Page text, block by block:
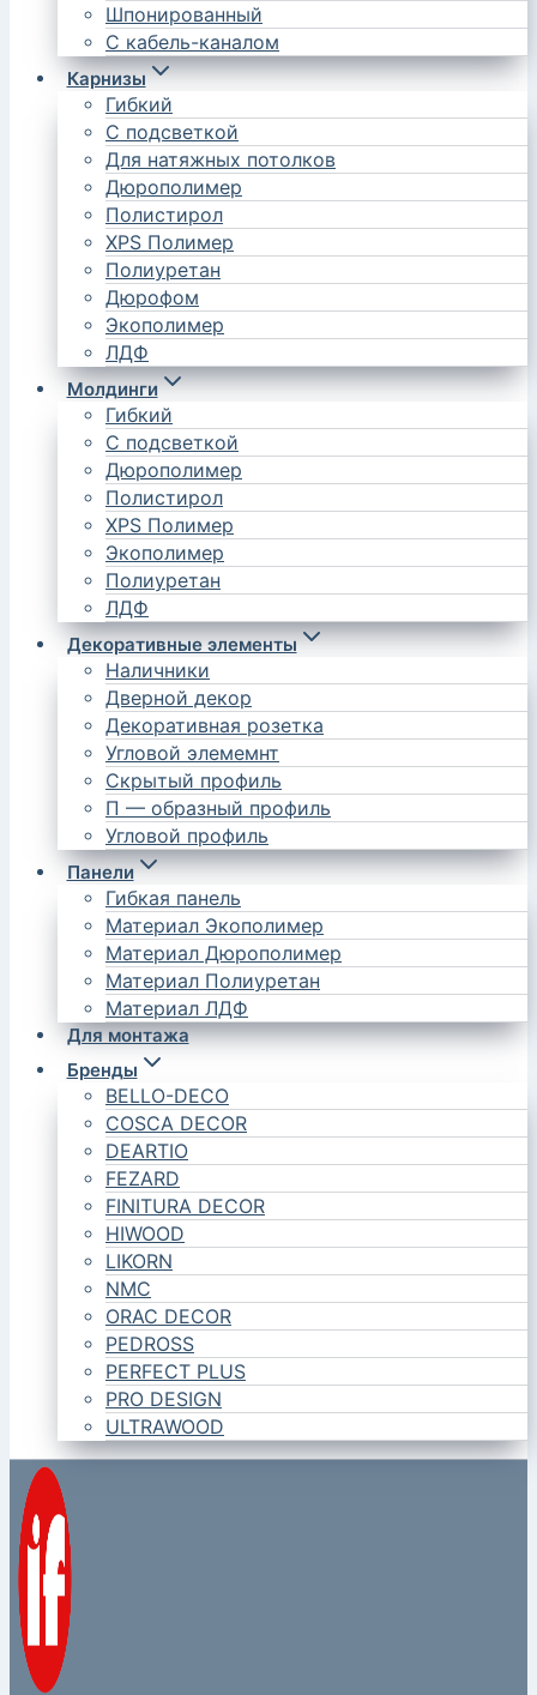
Шпонированный
С кабель-каналом
Карнизы
Гибкий
С подсветкой
Для натяжных потолков
Дюрополимер
Полистирол
XPS Полимер
Полиуретан
Дюрофом
Экополимер
ЛДФ
Молдинги
Гибкий
С подсветкой
Дюрополимер
Полистирол
XPS Полимер
Экополимер
Полиуретан
ЛДФ
Декоративные элементы
Наличники
Дверной декор
Декоративная розетка
Угловой элемемнт
Скрытый профиль
П — образный профиль
Угловой профиль
Панели
Гибкая панель
Материал Экополимер
Материал Дюрополимер
Материал Полиуретан
Материал ЛДФ
Для монтажа
Бренды
BELLO-DECO
COSCA DECOR
DEARTIO
FEZARD
FINITURA DECOR
HIWOOD
LIKORN
NMC
ORAC DECOR
PEDROSS
PERFECT PLUS
PRO DESIGN
ULTRAWOOD